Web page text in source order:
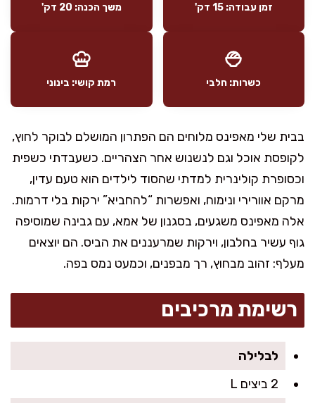
זמן עבודה: 15 דק' משך הכנה: 20 דק'
כשרות: חלבי רמת קושי: בינוני
בבית שלי מאפינס מלוחים הם הפתרון המושלם לבוקר לחוץ,
לקופסת אוכל וגם לנשנוש אחר הצהריים. כשעבדתי כשפית
וכסופרת קולינרית למדתי שהסוד לילדים הוא טעם עדין,
מרקם אוורירי ונימוח, ואפשרות “להחביא” ירקות בלי דרמות.
אלה מאפינס משגעים, בסגנון של אמא, עם גבינה שמוסיפה
גוף עשיר בחלבון, וירקות שמרעננים את הביס. הם יוצאים
מעלף: זהוב מבחוץ, רך מבפנים, וכמעט נמס בפה.
רשימת מרכיבים
לבלילה
2 ביצים L